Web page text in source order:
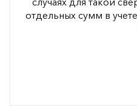
отдельных сумм в